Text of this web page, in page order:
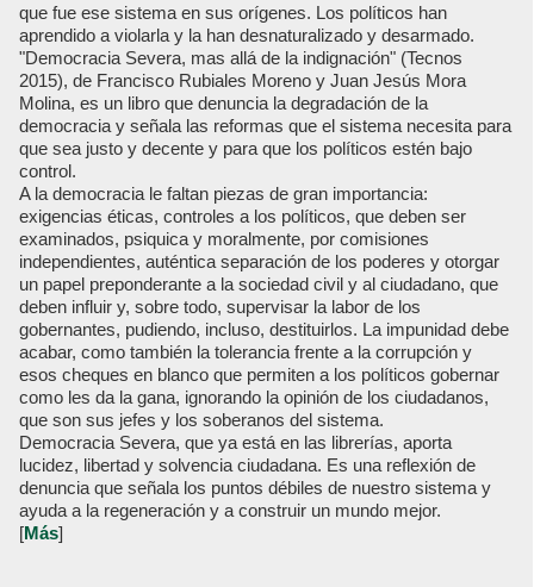
que fue ese sistema en sus orígenes. Los políticos han
aprendido a violarla y la han desnaturalizado y desarmado.
"Democracia Severa, mas allá de la indignación" (Tecnos
2015), de Francisco Rubiales Moreno y Juan Jesús Mora
Molina, es un libro que denuncia la degradación de la
democracia y señala las reformas que el sistema necesita para
que sea justo y decente y para que los políticos estén bajo
control.
A la democracia le faltan piezas de gran importancia:
exigencias éticas, controles a los políticos, que deben ser
examinados, psiquica y moralmente, por comisiones
independientes, auténtica separación de los poderes y otorgar
un papel preponderante a la sociedad civil y al ciudadano, que
deben influir y, sobre todo, supervisar la labor de los
gobernantes, pudiendo, incluso, destituirlos. La impunidad debe
acabar, como también la tolerancia frente a la corrupción y
esos cheques en blanco que permiten a los políticos gobernar
como les da la gana, ignorando la opinión de los ciudadanos,
que son sus jefes y los soberanos del sistema.
Democracia Severa, que ya está en las librerías, aporta
lucidez, libertad y solvencia ciudadana. Es una reflexión de
denuncia que señala los puntos débiles de nuestro sistema y
ayuda a la regeneración y a construir un mundo mejor.
[Más]